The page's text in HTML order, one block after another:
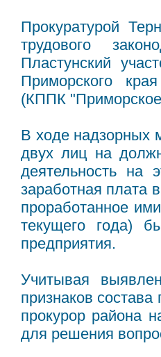
Прокуратурой
трудового
Пластунский
Приморского
(КППК
В ходе надзорных
двух лиц на
деятельность на
заработная плата
проработанное
текущего года)
предприятия.
Учитывая
признаков
прокурор района
для решения